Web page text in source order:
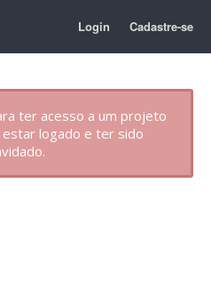
Login Cadastre-se
ter acesso a um projeto
logado e ter sido